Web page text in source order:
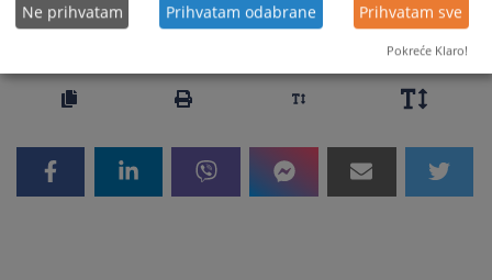
9477PREGLEDA
Ne prihvatam Prihvatam odabrane Prihvatam sve
Pokreće Klaro!